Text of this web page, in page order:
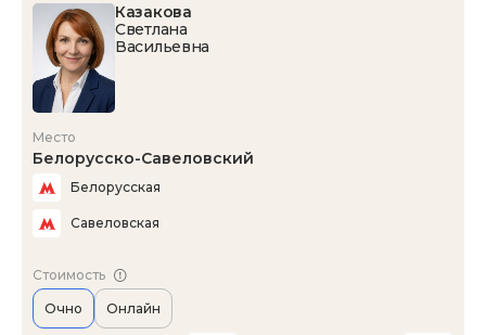
Казакова
Светлана
Васильевна
Место
Белорусско-Савеловский
Белорусская
Савеловская
Стоимость
Очно Онлайн